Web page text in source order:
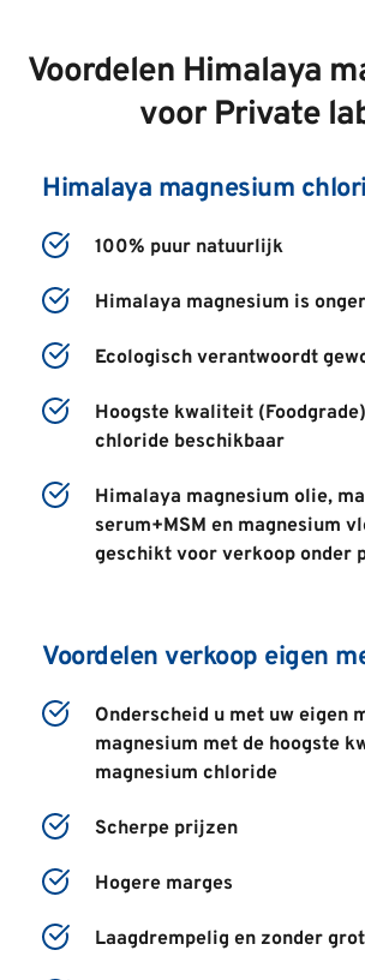
Voordelen Himalaya
voor Private
Himalaya magnesium
100% puur natuurlijk
Himalaya magnesium is o
Ecologisch verantwoordt
Hoogste kwaliteit
chloride beschikbaar
Himalaya magnesium olie,
serum+MSM en magnesium
geschikt voor verkoop onder
Voordelen verkoop eigen
Onderscheid u met uw eigen
magnesium met de hoogste
magnesium chloride
Scherpe prijzen
Hogere marges
Laagdrempelig en zonder